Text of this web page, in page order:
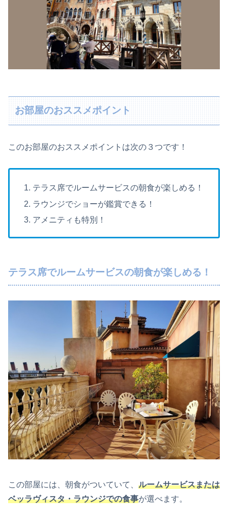
お部屋のおススメポイント
このお部屋のおススメポイントは次の３つです！
テラス席でルームサービスの朝食が楽しめる！
ラウンジでショーが鑑賞できる！
アメニティも特別！
テラス席でルームサービスの朝食が楽しめる！
この部屋には、朝食がついていて、 ルームサービスまたは
ベッラヴィスタ・ラウンジでの食事が選べます。